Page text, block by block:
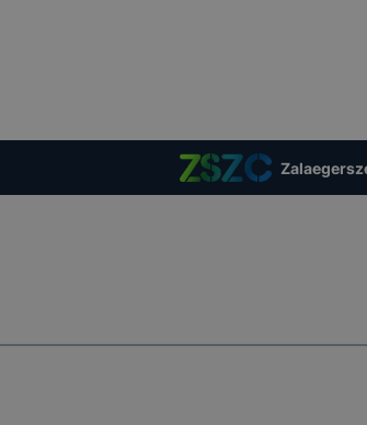
előfordulhat, hogy felhasználóink nem
teljes körű használatára, vagy a honlap